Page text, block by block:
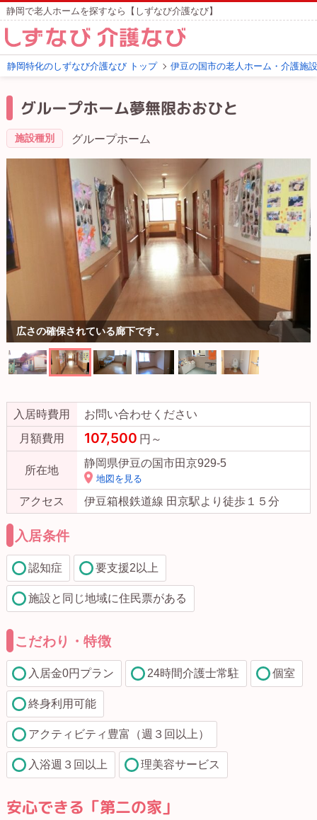
静岡で老人ホームを探すなら【しずなび介護なび】
静岡特化のしずなび介護なび トップ 伊豆の国市の老人ホーム・介護施設
グループホーム夢無限おおひと
施設種別 グループホーム
広さの確保されている廊下です。
入居時費用
お問い合わせください
月額費用
107,500 円～
所在地
静岡県伊豆の国市田京929-5
地図を見る
アクセス 伊豆箱根鉄道線 田京駅より徒歩１５分
入居条件
認知症 要支援2以上
施設と同じ地域に住民票がある
こだわり・特徴
入居金0円プラン 24時間介護士常駐 個室
終身利用可能
アクティビティ豊富（週３回以上）
入浴週３回以上 理美容サービス
安心できる「第二の家」